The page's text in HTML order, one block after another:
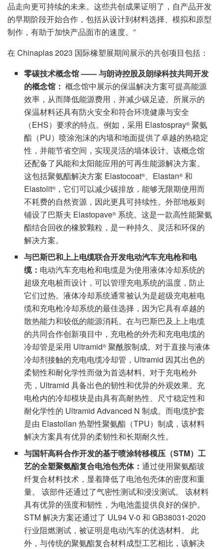
品走向更可持续的未来。这些共创成果证明了，自产品开发
的早期阶段开始合作，包括从设计到材料选择、模拟和原型
制作，有助于加快产品面市的速度。”
在 Chinaplas 2023 国际橡塑展期间展示的共创项目包括：
零碳技术概念馆 —— 与朗诗控股及朗绿科技共同开发
的概念馆： 概念馆中展示的保温解决方案可提高能源
效率，从而降低能源费用，并减少碳足迹。所展示的
保温材料还具有防火安全和符合环境健康与安全
（EHS）要求的特点。例如，采用 Elastospray®聚氨
酯（PU）喷涂泡沫的内墙和地面提供了卓越的热稳定
性，并能节省空间，实现灵活的墙体设计。该概念馆
还配备了风能和太阳能应用的可再生能源解决方案。
这包括聚氨酯解决方案 Elastocoat®、Elastan®和
Elastolit®，它们可以减少碳排放，能够无限期使用而
不耗费的自然资源，因此更具可持续性。外部地板则
铺设了巴斯夫 Elastopave®系统。这是一款高性能聚氨
酯结合回收的橡胶颗粒，是一种持久、灵活和环保的
解决方案。
与巴斯巴和上上电缆联合开发电动汽车充电枪和电
缆： 电动汽车充电枪和电缆是为使用液体冷却系统的
超级充电桩而设计，可以管理充电系统的温度，防止
它们过热。液体冷却系统通常被认为是超级充电桩电
缆和充电枪冷却系统的最佳选择，因为它具有卓越的
散热能力和较低的能源消耗。在与巴斯巴及上上电缆
的共同合作创新项目中，充电枪的外壳和充电电缆的
冷却管是采用 Ultramid®聚酰胺制成。对于直接与液体
冷却剂接触的充电电缆冷却管，Ultramid 因其出色的
柔韧性和耐化学性而做为首选材料。对于充电枪外
壳，Ultramid 具备出色的韧性和优异的外观效果。充
电枪内的冷却模块是由具有高耐热性、尺寸稳定性和
耐化学性的 Ultramid Advanced N 制成。而电缆护套
是由 Elastollan 热塑性聚氨酯（TPU）制成，该材料
解决方案具有优异的柔韧性和长期耐久性。
与国轩高科合作开发的基于喷涂转移模压（STM）工
艺的全塑聚氨酯复合电池包壳体：通过使用聚氨酯玻
纤复合材料技术，显着降低了电池包壳体的密度和重
量。 该部件还通过了气密性测试和浸没测试。 该材料
具有优异的强度和韧性，为电池盖提供良好的保护。
STM 解决方案还通过了 UL94 V-0 和 GB38031-2020
行业阻燃测试，被证明是电动汽车的优选材料。 此
外，与传统的聚氨酯复合材料成型工艺相比，该解决